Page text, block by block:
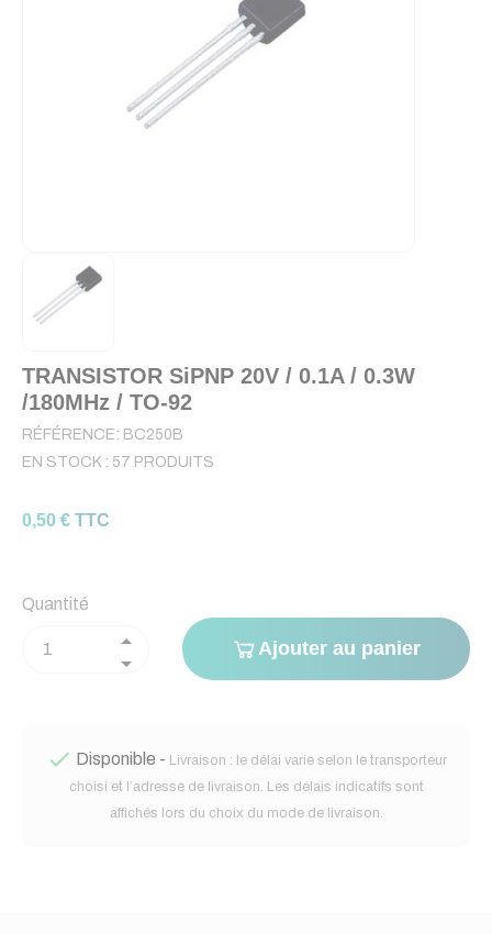
TRANSISTOR SiPNP 20V / 0.1A / 0.3W
/180MHz / TO-92
RÉFÉRENCE: BC250B
EN STOCK : 57 PRODUITS
0,50 € TTC
Quantité
Ajouter au panier
 Disponible - Livraison : le délai varie selon le transporteur
choisi et l’adresse de livraison. Les délais indicatifs sont
affichés lors du choix du mode de livraison.